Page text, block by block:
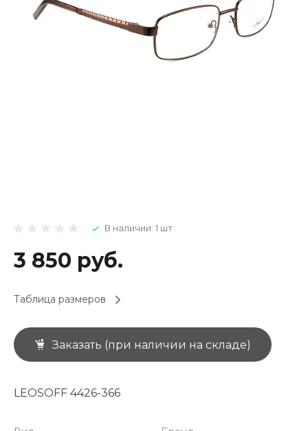
В наличии: 1 шт
3 850 руб.
Таблица размеров
Заказать (при наличии на складе)
LEOSOFF 4426-366